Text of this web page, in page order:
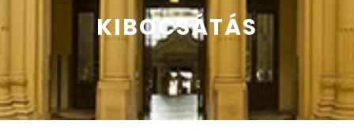
KIBOCSÁTÁS